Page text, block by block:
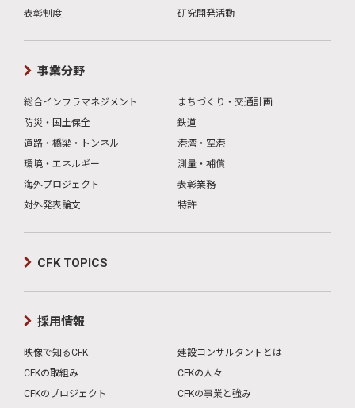
表彰制度
研究開発活動
事業分野
総合インフラマネジメント
まちづくり・交通計画
防災・国土保全
鉄道
道路・橋梁・トンネル
港湾・空港
環境・エネルギー
測量・補償
海外プロジェクト
表彰業務
対外発表論文
特許
CFK TOPICS
採用情報
映像で知るCFK
建設コンサルタントとは
CFKの取組み
CFKの人々
CFKのプロジェクト
CFKの事業と強み